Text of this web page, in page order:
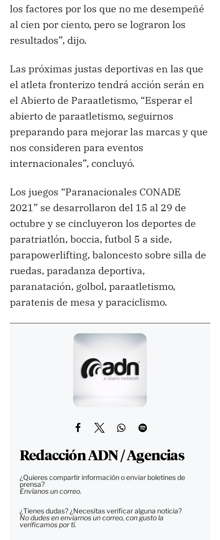
los factores por los que no me desempeñé
al cien por ciento, pero se lograron los
resultados”, dijo.
Las próximas justas deportivas en las que
el atleta fronterizo tendrá acción serán en
el Abierto de Paraatletismo, “Esperar el
abierto de paraatletismo, seguirnos
preparando para mejorar las marcas y que
nos consideren para eventos
internacionales”, concluyó.
Los juegos “Paranacionales CONADE
2021” se desarrollaron del 15 al 29 de
octubre y se cincluyeron los deportes de
paratriatlón, boccia, futbol 5 a side,
parapowerlifting, baloncesto sobre silla de
ruedas, paradanza deportiva,
paranatación, golbol, paraatletismo,
paratenis de mesa y paraciclismo.
Redacción ADN / Agencias
¿Quieres compartir información o enviar boletines de
prensa?
Envíanos un correo.
¿Tienes dudas? ¿Necesitas verificar alguna noticia?
No dudes en enviarnos un correo, con gusto la
verificamos por tí.